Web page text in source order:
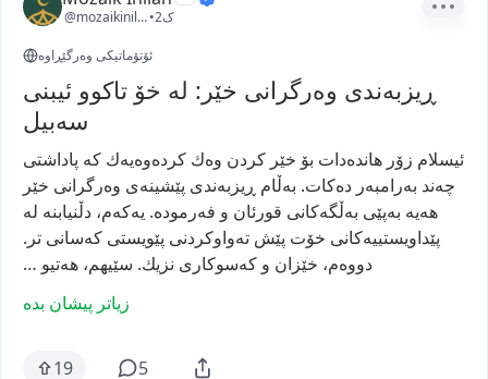
@mozaikinilah• 2ک
ئۆتۆماتیکی وەرگێڕاوە
ڕیزبه‌ندی وه‌رگرانی خێر: له‌ خۆ تاکوو ئیبنی
سه‌بیل
ئیسلام زۆر هانده‌دات بۆ خێر كردن وه‌ك كرده‌وه‌یه‌ك كه‌ پاداشتی
چه‌ند به‌رامبه‌ر ده‌كات. به‌ڵام ڕیزبه‌ندی پێشینه‌ی وه‌رگرانی خێر
هه‌یه‌ به‌پێی به‌ڵگه‌كانی قورئان و فه‌رموده‌. یه‌كه‌م، دڵنیابنه‌ له‌
پێداویستییه‌كانی خۆت پێش ته‌واوكردنی پێویستی كه‌سانی تر.
دووه‌م، خێزان و كه‌سوكاری نزیك. سێیهم، هه‌تیو …
زیاتر پیشان بدە
19 5